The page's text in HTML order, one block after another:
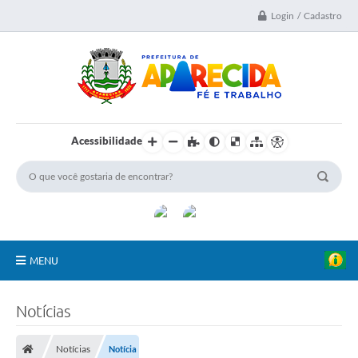
Login / Cadastro
Acessibilidade
MENU
Notícias
Notícias Notícia